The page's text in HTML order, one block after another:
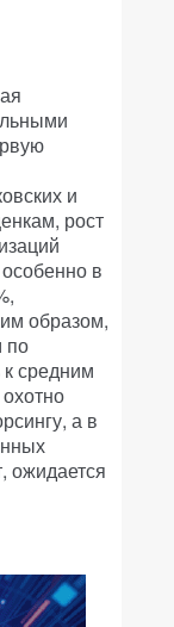
и
рост
в
образом,
по
средним
а в
ожидается